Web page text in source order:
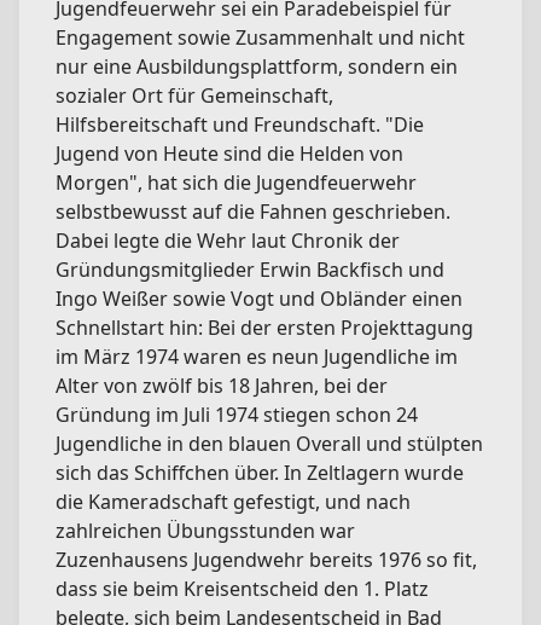
Jugendfeuerwehr sei ein Paradebeispiel für
Engagement sowie Zusammenhalt und nicht
nur eine Ausbildungsplattform, sondern ein
sozialer Ort für Gemeinschaft,
Hilfsbereitschaft und Freundschaft. "Die
Jugend von Heute sind die Helden von
Morgen", hat sich die Jugendfeuerwehr
selbstbewusst auf die Fahnen geschrieben.
Dabei legte die Wehr laut Chronik der
Gründungsmitglieder Erwin Backfisch und
Ingo Weißer sowie Vogt und Obländer einen
Schnellstart hin: Bei der ersten Projekttagung
im März 1974 waren es neun Jugendliche im
Alter von zwölf bis 18 Jahren, bei der
Gründung im Juli 1974 stiegen schon 24
Jugendliche in den blauen Overall und stülpten
sich das Schiffchen über. In Zeltlagern wurde
die Kameradschaft gefestigt, und nach
zahlreichen Übungsstunden war
Zuzenhausens Jugendwehr bereits 1976 so fit,
dass sie beim Kreisentscheid den 1. Platz
belegte, sich beim Landesentscheid in Bad